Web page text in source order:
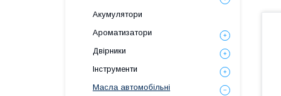
Акумулятори
Ароматизатори
Двірники
Інструменти
Масла автомобільні